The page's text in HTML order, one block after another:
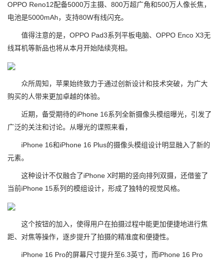
OPPO Reno12配备5000万主摄、800万超广角和500万人像长焦，
电池是5000mAh，支持80W有线闪充。
值得注意的是，OPPO Pad3系列平板电脑、OPPO Enco X3无
线耳机等新品也将从本月开始陆续亮相。
众所周知，苹果始终致力于通过创新设计和技术突破，为广大
购买的人带来更加卓越的体验。
近期，备受期待的iPhone 16系列全新摄像头模组曝光，引发了
广泛的关注和讨论。从曝光的谍照来看，
iPhone 16和iPhone 16 Plus的摄像头模组设计明显融入了新的
元素。
这种设计不仅融合了iPhone X时期的竖向排列双摄，还借鉴了
当前iPhone 15系列的模组设计，形成了独特的视觉风格。
这个按钮的加入，使得用户在拍摄过程中能更加便捷地进行焦
距、对焦等操作，逐步提升了拍摄的精准度和便捷性。
iPhone 16 Pro的屏幕尺寸提升至6.3英寸，而iPhone 16 Pro